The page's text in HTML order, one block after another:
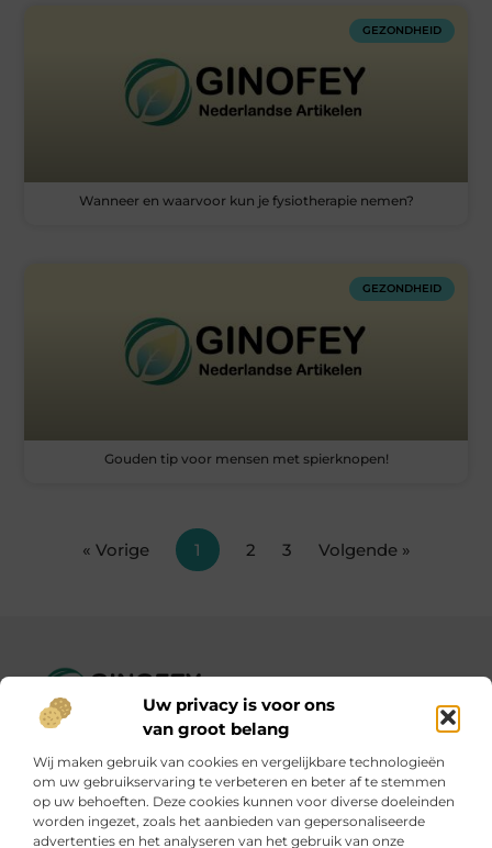
Uw privacy is voor ons
van groot belang
Wij maken gebruik van cookies en vergelijkbare technologieën
om uw gebruikservaring te verbeteren en beter af te stemmen
op uw behoeften. Deze cookies kunnen voor diverse doeleinden
worden ingezet, zoals het aanbieden van gepersonaliseerde
advertenties en het analyseren van het gebruik van onze
GEZONDHEID
Wanneer en waarvoor kun je fysiotherapie nemen?
GEZONDHEID
Gouden tip voor mensen met spierknopen!
« Vorige 1 2 3 Volgende »
Ginofey.nl – Van alledaags tot bijzonder, altijd iets te lezen!
Wij verzamelen blogs en artikelen over een grote
verscheidenheid aan onderwerpen, die alles uit het dagelijks
leven bestrijken.